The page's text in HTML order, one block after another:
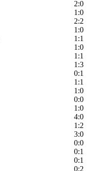
2:0
1:0
2:2
1:0
1:1
1:0
1:1
1:3
0:1
1:1
1:0
0:0
1:0
4:0
1:2
3:0
0:0
0:1
0:1
0:2